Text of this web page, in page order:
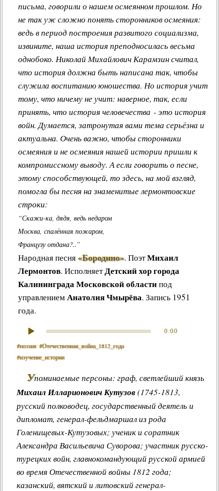
письма, говорили о нашем осмеянном прошлом. Но
не так уж сложно понять сторонников осмеяния:
ведь в период построения развитого социализма,
извините, наша история преподносилась весьма
однобоко. Николай Михайлович Карамзин считал,
что история должна быть написана так, чтобы
служила воспитанию юношества. Но история учит
тому, что ничему не учит: наверное, так, если
принять, что история человечества - это история
войн. Думается, затронутая вами тема серьёзна и
актуальна. Очень важно, чтобы сторонники
осмеяния и не осмеяния нашей истории пришли к
компромиссному выводу. А если говорить о песне,
этому способствующей, то здесь, на мой взгляд,
помогла бы песня на знаменитые лермонтовские
строки:
“Скажи-ка, дядя, ведь недаром
Москва, спалённая пожаром,
Французу отдана?..”
Народная песня«Бородино». ПоэтМихаил
Лермонтов. ИсполняетДетский хор города
Калининграда Московской областипод
управлениемАнатолия Чмырёва. Запись 1951
года.
0:00
#поэзия #Отечественная_война_1812_года
#изучение_истории
Упоминаемые персоны: граф, светлейший князь
Михаил Илларионович Кутузов(1745-1813,
русский полководец, государственный деятель и
дипломат, генерал-фельдмаршал из рода
Голенищевых-Кутузовых; ученик и соратник
Александра Васильевича Суворова; участник русско-
турецких войн, главнокомандующий русской армией
во время Отечественной войны 1812 года;
казанский, вятский и литовский генерал-